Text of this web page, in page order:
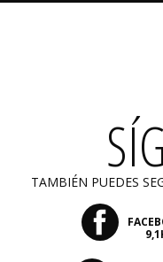
TAMBIÉN PUEDES